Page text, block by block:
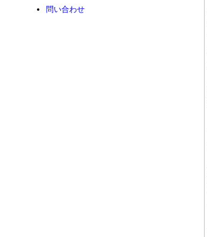
問い合わせ